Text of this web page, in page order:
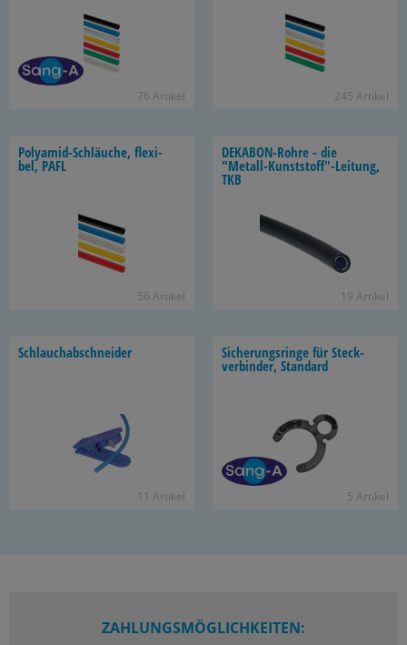
76 Ar­ti­kel 245 Ar­ti­kel
Polyamid-​Schläuche, fle­xi­
bel, PAFL
56 Ar­ti­kel
DEKABON-​Rohre - die
"Metall-​Kunststoff"-​Leitung,
TKB
19 Ar­ti­kel
Schlauch­ab­schnei­der
11 Ar­ti­kel
Si­che­rungs­rin­ge für Steck­
ver­bin­der, Stan­dard
5 Ar­ti­kel
ZAHLUNGSMÖGLICHKEITEN: